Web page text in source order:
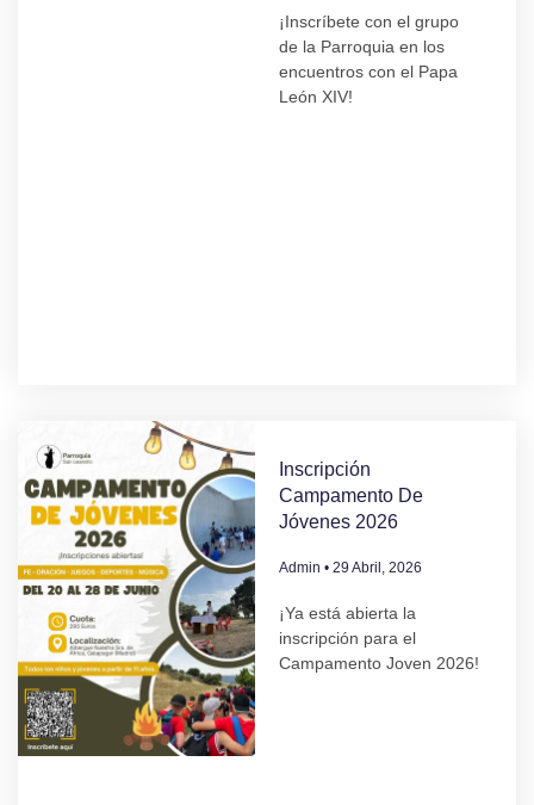
¡Inscríbete con el grupo
de la Parroquia en los
encuentros con el Papa
León XIV!
Inscripción
Campamento De
Jóvenes 2026
Admin 29 Abril, 2026
¡Ya está abierta la
inscripción para el
Campamento Joven 2026!